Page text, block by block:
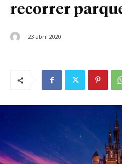
recorrer
23 abril 2020